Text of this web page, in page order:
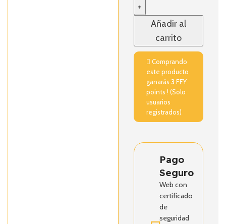
Añadir al
carrito
Comprando
este producto
ganarás3 FFY
points ! (Solo
usuarios
registrados)
Pago
Seguro
Web con
certificado
de
seguridad